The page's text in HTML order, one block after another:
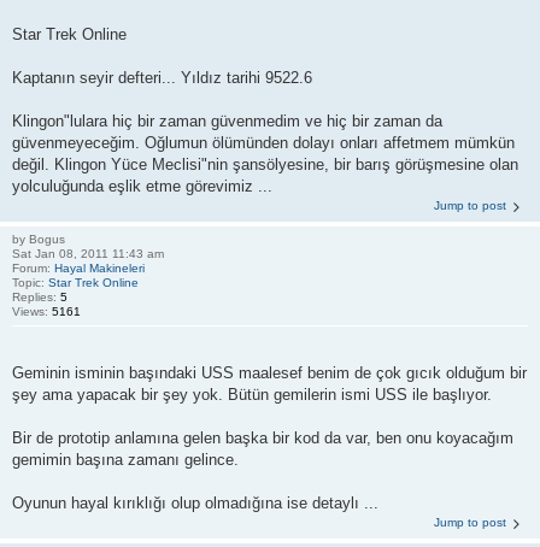
Star Trek Online
Kaptanın seyir defteri... Yıldız tarihi 9522.6
Klingon"lulara hiç bir zaman güvenmedim ve hiç bir zaman da
güvenmeyeceğim. Oğlumun ölümünden dolayı onları affetmem mümkün
değil. Klingon Yüce Meclisi"nin şansölyesine, bir barış görüşmesine olan
yolculuğunda eşlik etme görevimiz ...
Jump to post
by Bogus
Sat Jan 08, 2011 11:43 am
Forum: Hayal Makineleri
Topic: Star Trek Online
Replies: 5
Views: 5161
Geminin isminin başındaki USS maalesef benim de çok gıcık olduğum bir
şey ama yapacak bir şey yok. Bütün gemilerin ismi USS ile başlıyor.
Bir de prototip anlamına gelen başka bir kod da var, ben onu koyacağım
gemimin başına zamanı gelince.
Oyunun hayal kırıklığı olup olmadığına ise detaylı ...
Jump to post